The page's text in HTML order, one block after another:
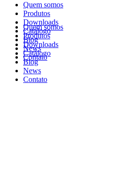
Quem somos
Produtos
Downloads
Catálogo
Blog
News
Contato
Quem somos
Produtos
Downloads
Catálogo
Blog
News
Contato